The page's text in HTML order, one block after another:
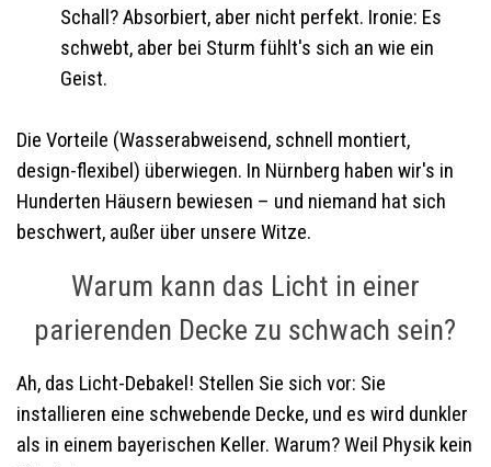
Schall? Absorbiert, aber nicht perfekt. Ironie: Es
schwebt, aber bei Sturm fühlt's sich an wie ein
Geist.
Die Vorteile (Wasserabweisend, schnell montiert,
design-flexibel) überwiegen. In Nürnberg haben wir's in
Hunderten Häusern bewiesen – und niemand hat sich
beschwert, außer über unsere Witze.
Warum kann das Licht in einer
parierenden Decke zu schwach sein?
Ah, das Licht-Debakel! Stellen Sie sich vor: Sie
installieren eine schwebende Decke, und es wird dunkler
als in einem bayerischen Keller. Warum? Weil Physik kein